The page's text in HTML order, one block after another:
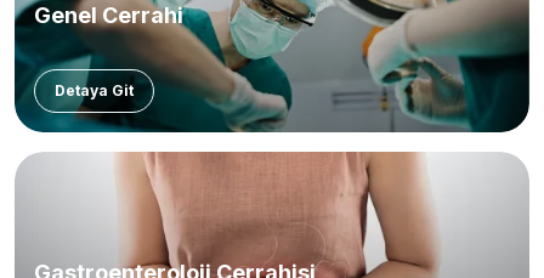
Genel Cerrahi
Detaya Git
Gastroenteroloji Cerrahisi